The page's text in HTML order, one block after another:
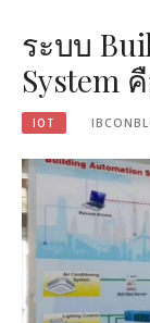
ระบบ
System
IOT